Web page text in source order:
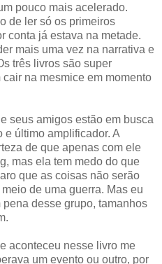
pouco mais acelerado.
de ler só os primeiros
conta já estava na metade.
mais uma vez na narrativa e
três livros são super
na mesmice em momento
seus amigos estão em busca
e último amplificador. A
de que apenas com ele
mas ela tem medo do que
que as coisas não serão
de uma guerra. Mas eu
desse grupo, tamanhos
aconteceu nesse livro me
um evento ou outro, por